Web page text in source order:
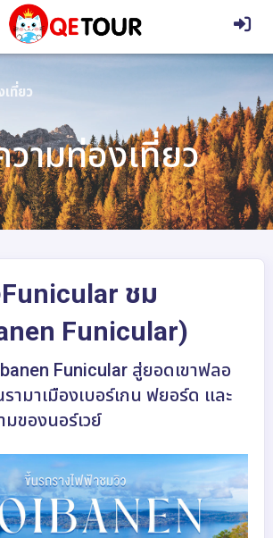
ที่ยว
ามท่องเที่ยว
ชม
Funicular)
Funicular สู่ยอดเขาฟลอ
รามาเมืองเบอร์เกน ฟยอร์ด และ
ของนอร์เวย์